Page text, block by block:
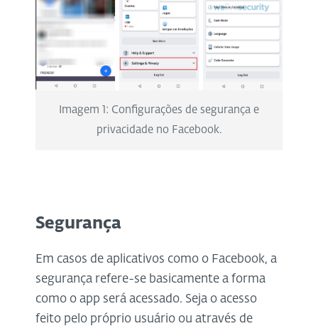
Imagem 1: Configurações de segurança e
privacidade no Facebook.
Segurança
Em casos de aplicativos como o Facebook, a
segurança refere-se basicamente a forma
como o app será acessado. Seja o acesso
feito pelo próprio usuário ou através de